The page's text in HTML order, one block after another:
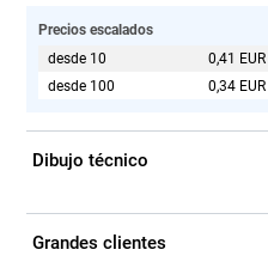
Precios escalados
desde 10
0,41 EUR
desde 100
0,34 EUR
Dibujo técnico
Grandes clientes